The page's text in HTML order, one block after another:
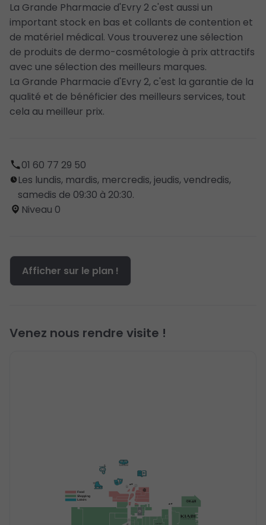
La Grande Pharmacie d'Evry 2 c'est aussi un
important stock en bas et collants de contention et
de matériel médical. Vous trouverez une sélection
de produits de dermo-cosmétologie à prix attractifs
avec une sélection des meilleurs marques.
La Grande Pharmacie d'Evry 2, c'est la garantie de la
qualité et de bénéficier des meilleurs services, tout
cela au meilleur prix.
01 60 77 29 50
Les lundis, mardis, mercredis, jeudis, vendredis,
samedis de 09:30 à 20:30.
Niveau 0
Afficher sur le plan !
Venez nous rendre visite !
Food
Shopping
Loisirs